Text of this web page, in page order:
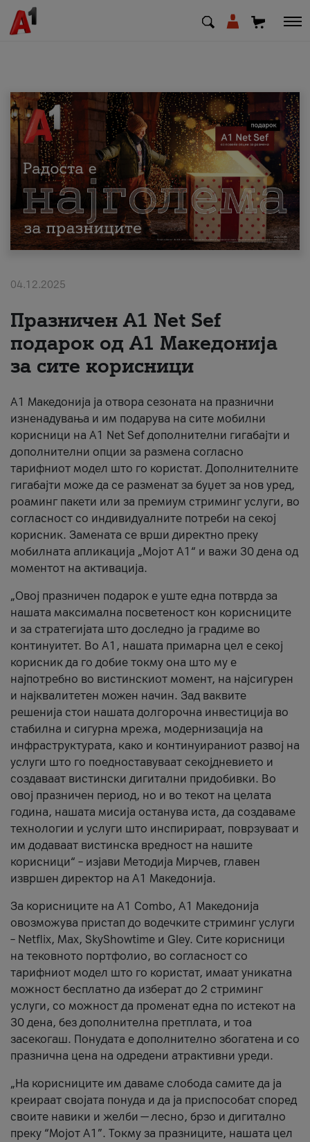
МК EN SQ
Приватни Деловни
Поддршка
Надополни кредит
За нас
#ПодобарОнлајн
04.12.2025
Празничен A1 Net Sеf
подарок од А1 Македонија
за сите корисници
А1 Македонија ја отвора сезоната на празнични
изненадувања и им подарува на сите мобилни
корисници на A1 Net Sef дополнителни гигабајти и
дополнителни опции за размена согласно
тарифниот модел што го користат. Дополнителните
гигабајти може да се разменат за буџет за нов уред,
роаминг пакети или за премиум стриминг услуги, во
согласност со индивидуалните потреби на секој
корисник. Замената се врши директно преку
мобилната апликација „Мојот А1“ и важи 30 дена од
моментот на активација.
„Овој празничен подарок е уште една потврда за
нашата максимална посветеност кон корисниците
и за стратегијата што доследно ја градиме во
континуитет. Во А1, нашата примарна цел е секој
корисник да го добие токму она што му е
најпотребно во вистинскиот момент, на најсигурен
и најквалитетен можен начин. Зад ваквите
решенија стои нашата долгорочна инвестиција во
стабилна и сигурна мрежа, модернизација на
инфраструктурата, како и континуираниот развој на
услуги што го поедноставуваат секојдневието и
создаваат вистински дигитални придобивки. Во
овој празничен период, но и во текот на целата
година, нашата мисија останува иста, да создаваме
технологии и услуги што инспирираат, поврзуваат и
им додаваат вистинска вредност на нашите
корисници“ – изјави Методија Мирчев, главен
извршен директор на А1 Македонија.
За корисниците на A1 Combo, А1 Македонија
овозможува пристап до водечките стриминг услуги
– Netflix, Max, SkyShowtime и Gley. Сите корисници
на тековното портфолио, во согласност со
тарифниот модел што го користат, имаат уникатна
можност бесплатно да изберат до 2 стриминг
услуги, со можност да променат една по истекот на
30 дена, без дополнителна претплата, и тоа
засекогаш. Понудата е дополнително збогатена и со
празнична цена на одредени атрактивни уреди.
„На корисниците им даваме слобода самите да ја
креираат својата понуда и да ја приспособат според
своите навики и желби — лесно, брзо и дигитално
преку “Мојот А1”. Токму за празниците, нашата цел